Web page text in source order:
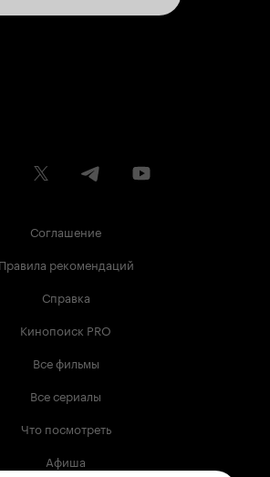
Соглашение
Правила рекомендаций
Справка
Кинопоиск PRO
Все фильмы
Все сериалы
Что посмотреть
Афиша